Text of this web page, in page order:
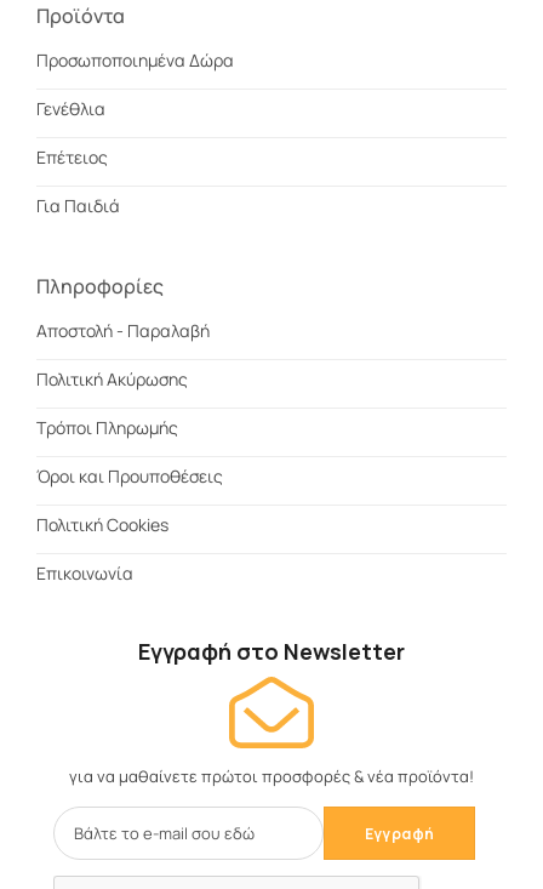
Προϊόντα
Προσωποποιημένα Δώρα
Γενέθλια
Επέτειος
Για Παιδιά
Πληροφορίες
Αποστολή - Παραλαβή
Πολιτική Ακύρωσης
Τρόποι Πληρωμής
Όροι και Προυποθέσεις
Πολιτική Cookies
Επικοινωνία
Εγγραφή στο Newsletter
για να μαθαίνετε πρώτοι προσφορές & νέα προϊόντα!